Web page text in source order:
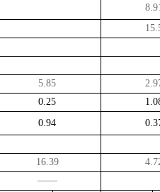
5.85
0.25
0.94
16.39
——